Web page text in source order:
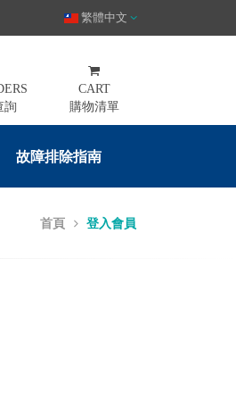
繁體中文
詢
CART
購物清單
故障排除指南
首頁 登入會員